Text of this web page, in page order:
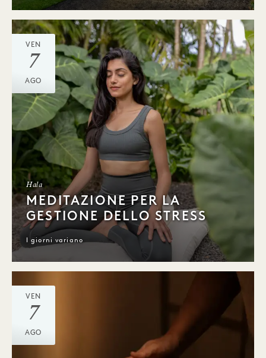
VEN
7
AGO
Hala
MEDITAZIONE PER LA
GESTIONE DELLO STRESS
I giorni variano
VEN
7
AGO